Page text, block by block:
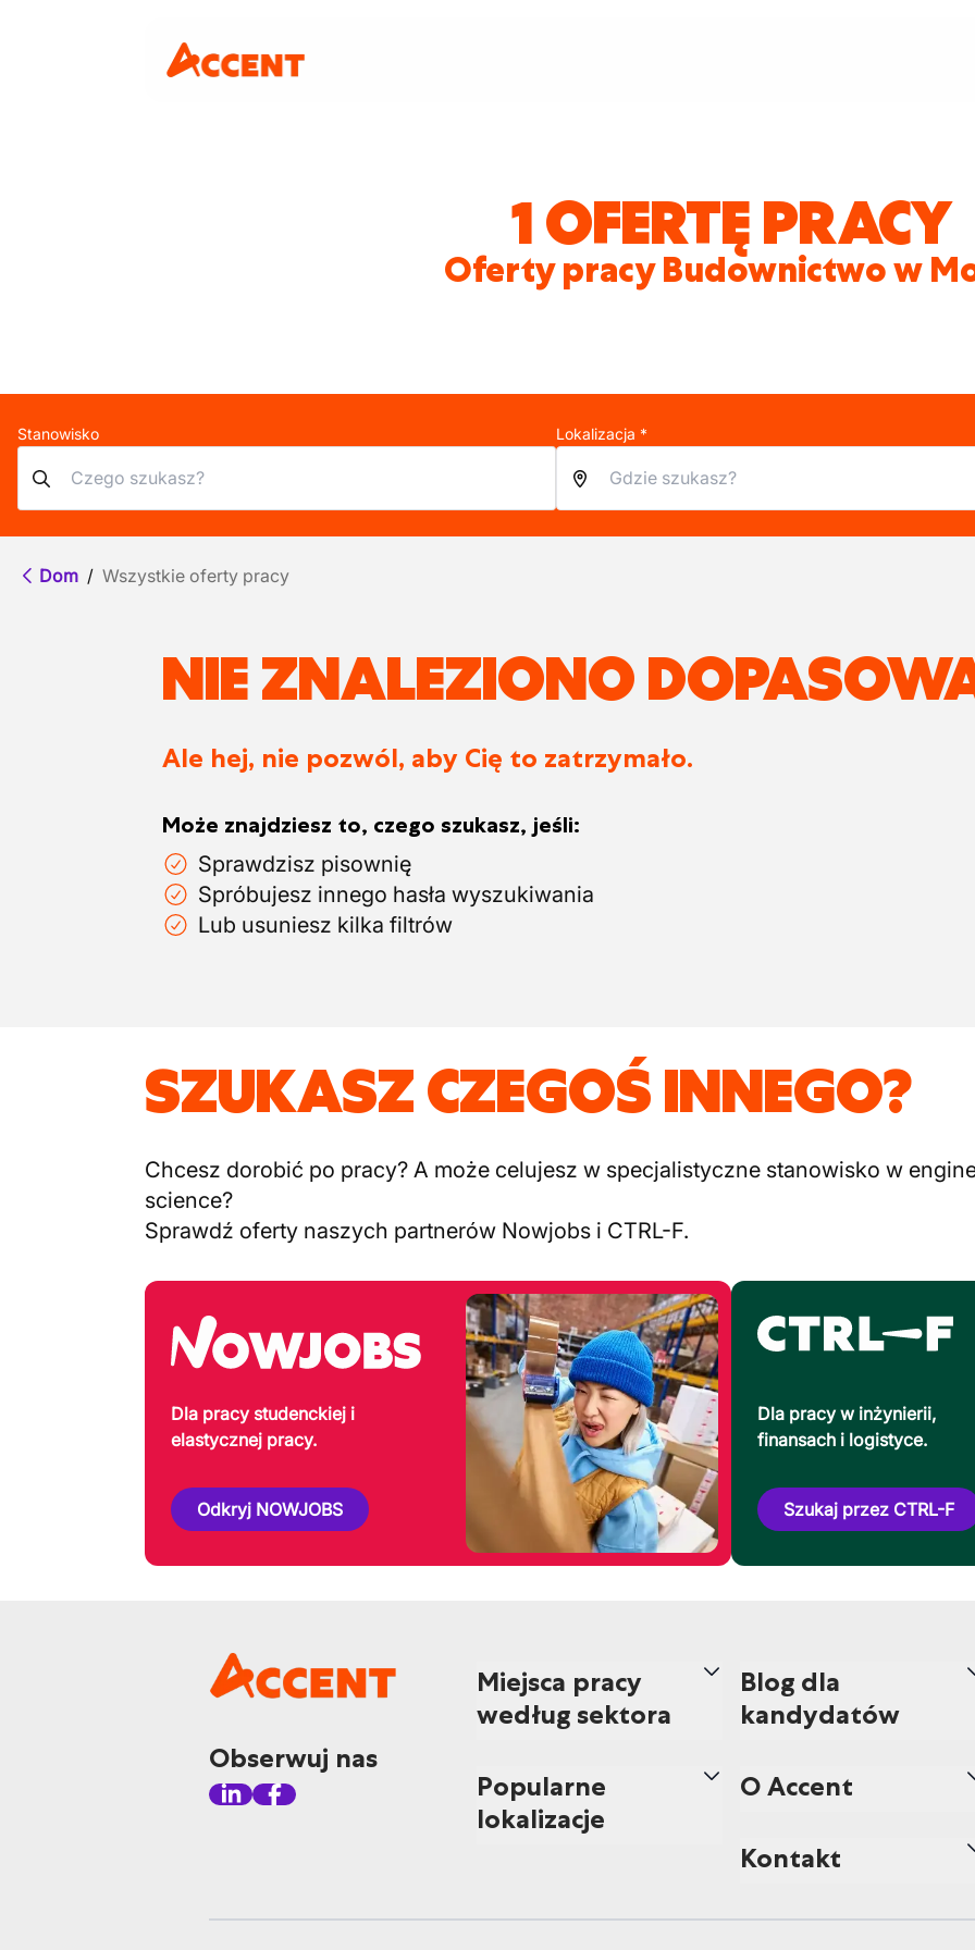
1 OFERTĘ PRACY
Oferty pracy Budownictwo w
Stanowisko Lokalizacja *
Dom / Wszystkie oferty pracy
NIE ZNALEZIONO
Ale hej, nie pozwól, aby Cię to zatrzymało.
Może znajdziesz to, czego szukasz, jeśli:
Sprawdzisz pisownię
Spróbujesz innego hasła wyszukiwania
Lub usuniesz kilka filtrów
SZUKASZ CZEGOŚ INNEGO?
Chcesz dorobić po pracy? A może celujesz w specjalistyczne stanowisko w
science?
Sprawdź oferty naszych partnerów Nowjobs i CTRL-F.
Dla pracy studenckiej i
elastycznej pracy.
Odkryj NOWJOBS
Dla pracy w inżynierii,
finansach i logistyce.
Szukaj przez CTRL-F
Obserwuj nas
Miejsca pracy
według sektora
Popularne
lokalizacje
Blog dla
kandydatów
O Accent
Kontakt